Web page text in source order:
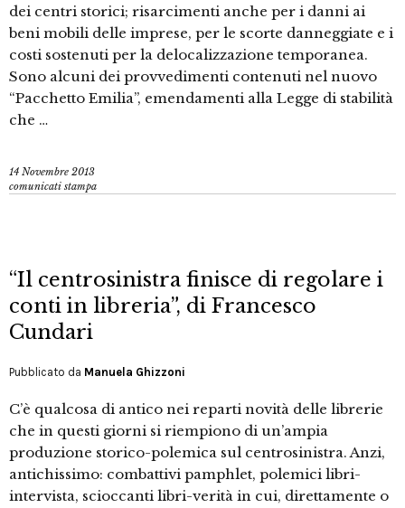
dei centri storici; risarcimenti anche per i danni ai
beni mobili delle imprese, per le scorte danneggiate e i
costi sostenuti per la delocalizzazione temporanea.
Sono alcuni dei provvedimenti contenuti nel nuovo
“Pacchetto Emilia”, emendamenti alla Legge di stabilità
che …
14 Novembre 2013
comunicati stampa
“Il centrosinistra finisce di regolare i
conti in libreria”, di Francesco
Cundari
Pubblicato da Manuela Ghizzoni
C’è qualcosa di antico nei reparti novità delle librerie
che in questi giorni si riempiono di un’ampia
produzione storico-polemica sul centrosinistra. Anzi,
antichissimo: combattivi pamphlet, polemici libri-
intervista, scioccanti libri-verità in cui, direttamente o